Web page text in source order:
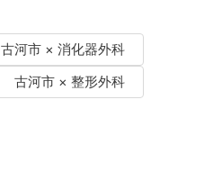
古河市 × 消化器外科
古河市 × 整形外科